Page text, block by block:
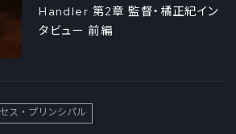
Handler 第2章 監督・橘正紀イン
タビュー 前編
ス・プリンシパル